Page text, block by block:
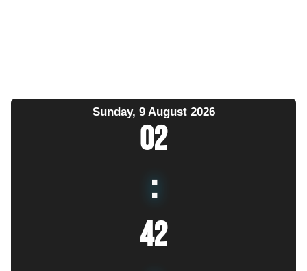
Sunday, 9 August 2026
02
:
42